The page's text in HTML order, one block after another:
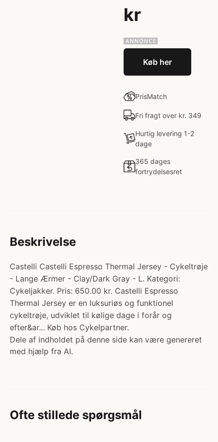
kr
Køb her
PrisMatch
Fri fragt over kr. 349
Hurtig levering 1-2
dage
365 dages
fortrydelsesret
Beskrivelse
Castelli Castelli Espresso Thermal Jersey - Cykeltrøje
- Lange Ærmer - Clay/Dark Gray - L. Kategori:
Cykeljakker. Pris: 650.00 kr. Castelli Espresso
Thermal Jersey er en luksuriøs og funktionel
cykeltrøje, udviklet til kølige dage i forår og
efter&ar... Køb hos Cykelpartner.
Dele af indholdet på denne side kan være genereret
med hjælp fra AI.
Ofte stillede spørgsmål